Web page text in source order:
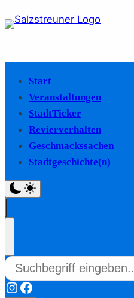
Start
Veranstaltungen
StadtTicker
Revierverhalten
Geschmackssachen
Stadtgeschichte(n)
Instagram
Facebook